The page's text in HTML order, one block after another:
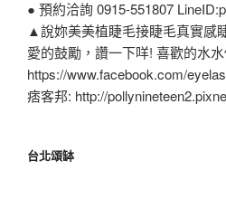
● 預約洽詢 0915-551807
▲說妳美美植睫毛接睫毛真實感
愛的鼓勵，讚一下咩! 喜歡的水
https://www.facebook.com/
痞客邦: http://
台北頌缽